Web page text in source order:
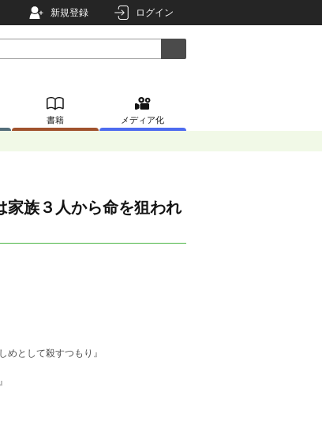
新規登録 ログイン
書籍 メディア化
家族３人から命を狙われ
めとして殺すつもり』